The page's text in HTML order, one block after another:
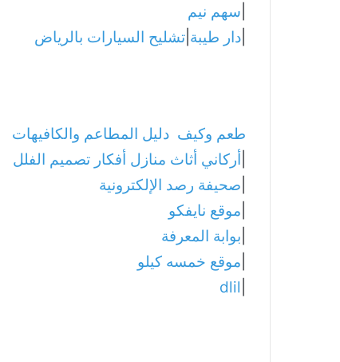
سهم نيم
دار طيبة تشليح السيارات بالرياض
طعم وكيف دليل المطاعم والكافيهات
أركاني أثاث منازل أفكار تصميم الفلل
صحيفة رصد الإلكترونية
موقع نايفكو
بوابة المعرفة
موقع خمسه كيلو
dlil